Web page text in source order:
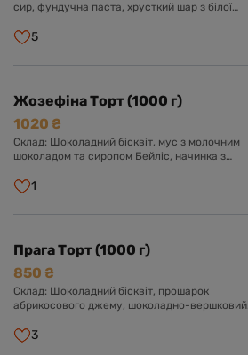
сир, фундучна паста, хрусткий шар з білої
шоколадом і фундуком.
5
Жозефіна Торт (1000 г)
1020 ₴
Склад: Шоколадний бісквіт, мус з молочним
шоколадом та сиропом Бейліс, начинка з
1
Прага Торт (1000 г)
850 ₴
Склад: Шоколадний бісквіт, прошарок
абрикосового джему, шоколадно-вершковий
3